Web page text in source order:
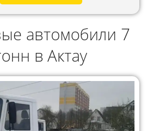
автомобили 7
в Актау